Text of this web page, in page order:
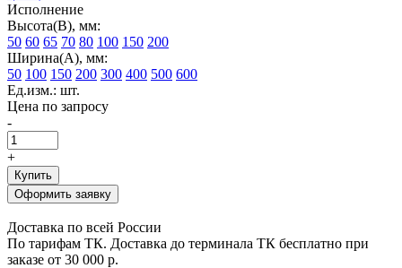
Исполнение
Высота(В), мм:
50 60 65 70 80 100 150 200
Ширина(А), мм:
50 100 150 200 300 400 500 600
Ед.изм.: шт.
Цена по запросу
-
+
Купить
Оформить заявку
Доставка по всей России
По тарифам ТК. Доставка до терминала ТК бесплатно при
заказе от 30 000 р.